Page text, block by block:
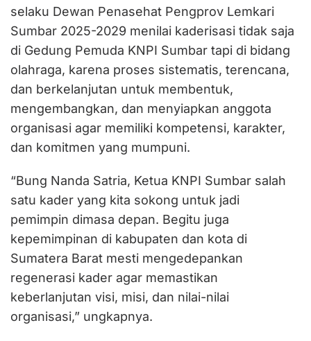
selaku Dewan Penasehat Pengprov Lemkari
Sumbar 2025-2029 menilai kaderisasi tidak saja
di Gedung Pemuda KNPI Sumbar tapi di bidang
olahraga, karena proses sistematis, terencana,
dan berkelanjutan untuk membentuk,
mengembangkan, dan menyiapkan anggota
organisasi agar memiliki kompetensi, karakter,
dan komitmen yang mumpuni.
“Bung Nanda Satria, Ketua KNPI Sumbar salah
satu kader yang kita sokong untuk jadi
pemimpin dimasa depan. Begitu juga
kepemimpinan di kabupaten dan kota di
Sumatera Barat mesti mengedepankan
regenerasi kader agar memastikan
keberlanjutan visi, misi, dan nilai-nilai
organisasi,” ungkapnya.